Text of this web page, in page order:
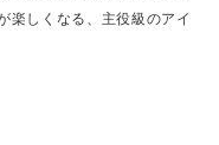
楽しくなる、主役級のアイ